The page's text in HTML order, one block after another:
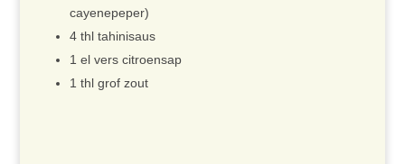
cayenepeper)
4 thl tahinisaus
1 el vers citroensap
1 thl grof zout